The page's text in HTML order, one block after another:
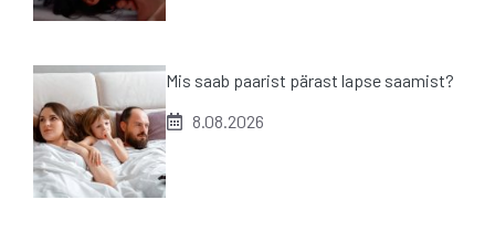
Mis saab paarist pärast lapse saamist?
8.08.2026